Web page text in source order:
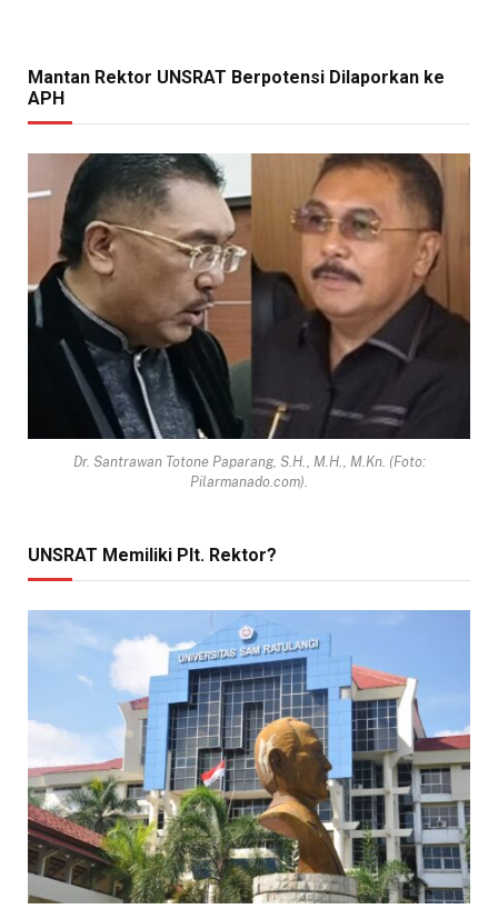
Mantan Rektor UNSRAT Berpotensi Dilaporkan ke
APH
Dr. Santrawan Totone Paparang, S.H., M.H., M.Kn. (Foto:
Pilarmanado.com).
UNSRAT Memiliki Plt. Rektor?